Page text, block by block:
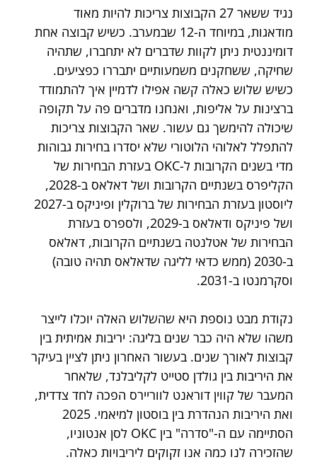
נגיד ששאר 27 הקבוצות צריכות להיות מאוד
מודאגות, במיוחד ה-12 שבמערב. כשיש קבוצה אחת
דומיננטית ניתן לקוות שדברים לא יתחברו, שתהיה
שחיקה, ששחקנים משמעותיים יתבררו כפציעים.
כשיש שלוש כאלה קשה אפילו לדמיין איך להתמודד
ברצינות על אליפות, ואנחנו מדברים פה על תקופה
שיכולה להימשך גם עשור. שאר הקבוצות צריכות
להתפלל לאלוהי הלוטורי שלא יסדרו בחירות גבוהות
מדי בשנים הקרובות ל-OKC בעזרת הבחירות של
הקליפרס בשנתיים הקרובות ושל דאלאס ב-2028,
ליוסטון בעזרת הבחירות של ברוקלין ופיניקס ב-2027
ושל פיניקס ודאלאס ב-2029, ולספרס בעזרת
הבחירות של אטלנטה בשנתיים הקרובות, דאלאס
ב-2030 (ממש כדאי לליגה שדאלאס תהיה טובה)
וסקרמנטו ב-2031.
נקודת מבט נוספת היא שהשלוש האלה יוכלו לייצר
משהו שלא היה כבר שנים בליגה: יריבות אמיתית בין
קבוצות לאורך שנים. בעשור האחרון ניתן לציין בעיקר
את היריבות בין גולדן סטייט לקליבלנד, שלאחר
המעבר של קווין דוראנט לווריירס הפכה לחד צדדית,
ואת היריבות הנהדרת בין בוסטון למיאמי. 2025
הסתיימה עם ה-"סדרה" בין OKC לסן אנטוניו,
שהזכירה לנו כמה אנו זקוקים ליריבויות כאלה.